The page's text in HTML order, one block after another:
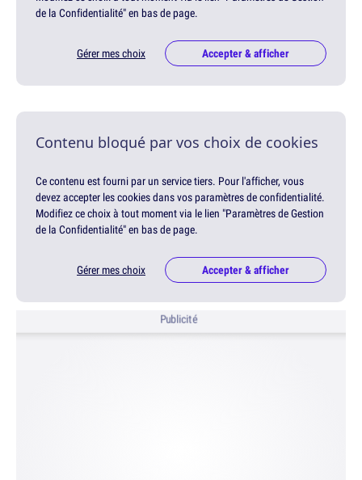
de la Confidentialité" en bas de page.
Gérer mes choix Accepter & afficher
Contenu bloqué par vos choix de cookies
Ce contenu est fourni par un service tiers. Pour l'afficher, vous
devez accepter les cookies dans vos paramètres de confidentialité.
Modifiez ce choix à tout moment via le lien "Paramètres de Gestion
de la Confidentialité" en bas de page.
Gérer mes choix Accepter & afficher
Publicité